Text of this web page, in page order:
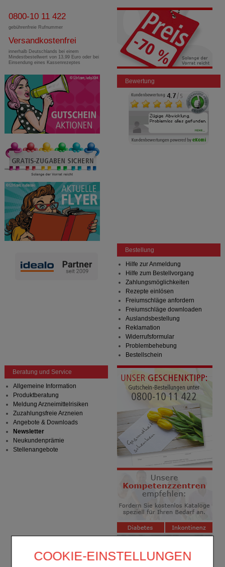
COOKIE-EINSTELLUNGEN
0800-10 11 422
gebührenfreie Rufnummer
Versandkostenfrei
innerhalb Deutschlands bei einem
Mindestbestellwert von 13,99 Euro oder bei
Einsendung eines Kassenrezeptes
Bewertung
Bestellung
Hilfe zur Anmeldung
Hilfe zum Bestellvorgang
Zahlungsmöglichkeiten
Rezepte einlösen
Freiumschläge anfordern
Freiumschläge downloaden
Auslandsbestellung
Reklamation
Widerrufsformular
Problembehebung
Bestellschein
Beratung und Service
Allgemeine Information
Produktberatung
Meldung Arzneimittelrisiken
Zuzahlungsfreie Arzneien
Angebote & Downloads
Newsletter
Neukundenprämie
Stellenangebote